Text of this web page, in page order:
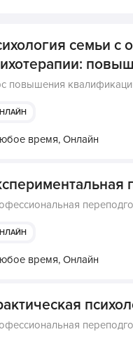
семьи с
повышения
время, Онлайн
время, Онлайн